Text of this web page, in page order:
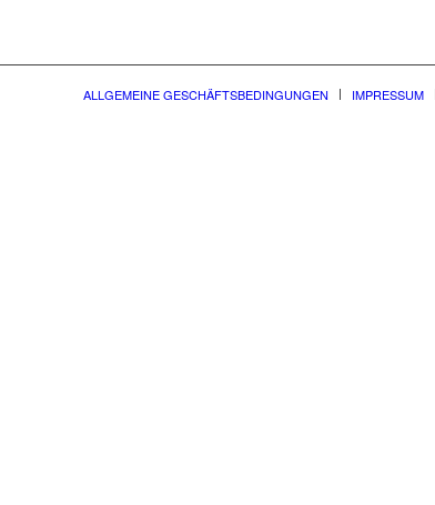
ALLGEMEINE GESCHÄFTSBEDINGUNGEN IMPRESSUM